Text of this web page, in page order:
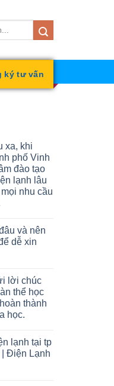
ký tư vấn
xa, khi
phố Vinh
đào tạo
lạnh lâu
nhu cầu
và nên
dễ xin
lời chúc
thể học
thành
học.
lạnh tại tp
| Điện Lạnh